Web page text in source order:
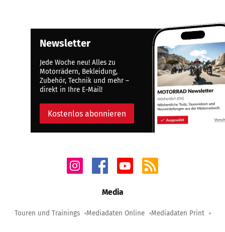
Newsletter
Jede Woche neu! Alles zu
Motorrädern, Bekleidung,
Zubehör, Technik und mehr –
direkt in Ihre E-Mail!
Kostenlos abonnieren
Media
Touren und Trainings Mediadaten Online Mediadaten Print